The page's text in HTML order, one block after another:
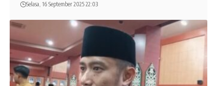
Selasa, 16 September 2025 22:03